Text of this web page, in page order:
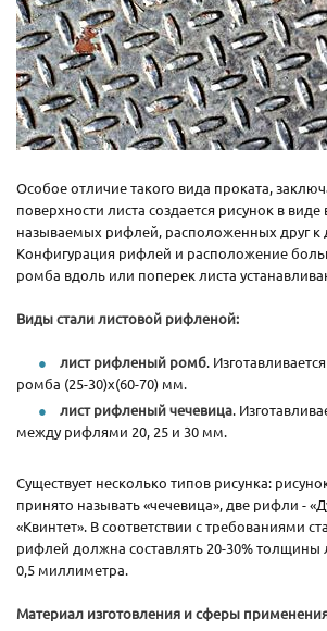
Особое отличие такого вида проката,
поверхности листа создается рисунок в виде
называемых рифлей, расположенных друг к
Конфигурация рифлей и расположение
ромба вдоль или поперек листа
Виды стали листовой рифленой:
лист рифленый ромб.
ромба (25-30)х(60-70) мм.
лист рифленый чечевица.
между рифлями 20, 25 и 30 мм.
Существует несколько типов рисунка:
принято называть «чечевица», две рифли -
«Квинтет». В соответствии с требованиями
рифлей должна составлять 20-30% толщины
0,5 миллиметра.
Материал изготовления и сферы